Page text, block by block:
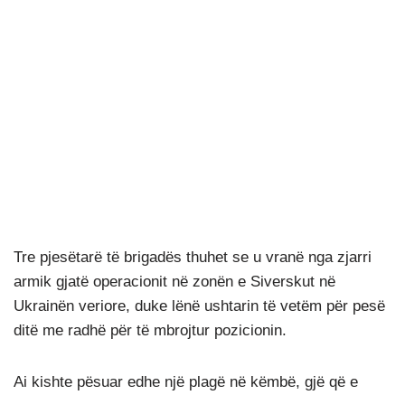
Tre pjesëtarë të brigadës thuhet se u vranë nga zjarri
armik gjatë operacionit në zonën e Siverskut në
Ukrainën veriore, duke lënë ushtarin të vetëm për pesë
ditë me radhë për të mbrojtur pozicionin.
Ai kishte pësuar edhe një plagë në këmbë, gjë që e